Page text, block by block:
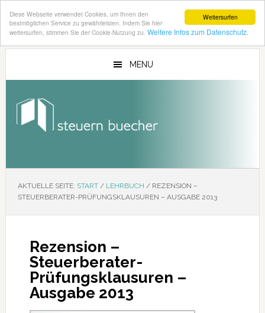
Weitersurfen
Diese Webseite verwendet Cookies, um Ihnen den
bestmöglichen Service zu gewährleisten. Indem Sie hier
weitersurfen, stimmen Sie der Cookie-Nutzung zu. Weitere Infos zum Datenschutz.
Zum
Zur
MENU
AKTUELLE SEITE: START / LEHRBUCH /REZENSION –
STEUERBERATER-PRÜFUNGSKLAUSUREN – AUSGABE 2013
Rezension –
Steuerberater-
Prüfungsklausuren –
Ausgabe 2013